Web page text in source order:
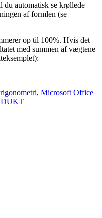
automatisk se krøllede
af formlen (se
op til 100%. Hvis det
med summen af vægtene
, Microsoft Office